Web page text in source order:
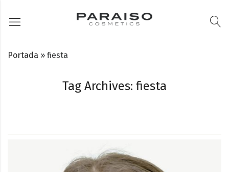
Tag Archives: fiesta
Portada » fiesta